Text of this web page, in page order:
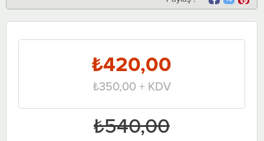
₺540,00
₺420,00
₺350,00+ KDV